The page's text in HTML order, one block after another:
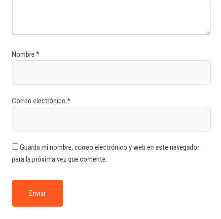
Nombre *
Correo electrónico *
Guarda mi nombre, correo electrónico y web en este navegador
para la próxima vez que comente.